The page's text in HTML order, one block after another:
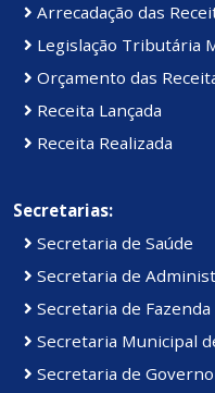
Arrecadação das
Legislação Tributária
Orçamento das
Receita Lançada
Receita Realizada
Secretarias:
Secretaria de Saúde
Secretaria de
Secretaria de Fazenda
Secretaria Municipal
Secretaria de Governo